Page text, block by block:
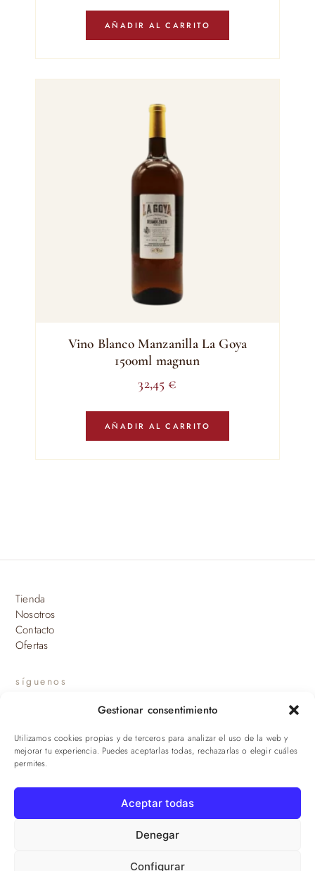
Gestionar consentimiento
Utilizamos cookies propias y de terceros para analizar el uso de la web y
mejorar tu experiencia. Puedes aceptarlas todas, rechazarlas o elegir cuáles
permites.
Aceptar todas
Denegar
Configurar
AÑADIR AL CARRITO
Vino Blanco Manzanilla La Goya
1500ml magnun
32,45 €
AÑADIR AL CARRITO
Tienda
Nosotros
Contacto
Ofertas
síguenos
suscríbete a nuestras novedades
© 2026 Viandas de la Sierra · Damaroca Ibéricos S.L. · B-90471293 ·